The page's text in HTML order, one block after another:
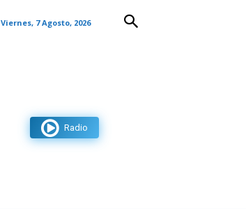
Viernes, 7 Agosto, 2026
Radio